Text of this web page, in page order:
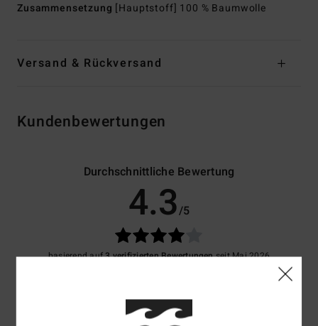
Zusammensetzung [Hauptstoff] 100 % Baumwolle
Versand & Rückversand
Kundenbewertungen
Durchschnittliche Bewertung
4.3/5
basierend auf3 verifizierten Bewertungenseit Mai 2026
Preis-Leistungs-Verhältnis